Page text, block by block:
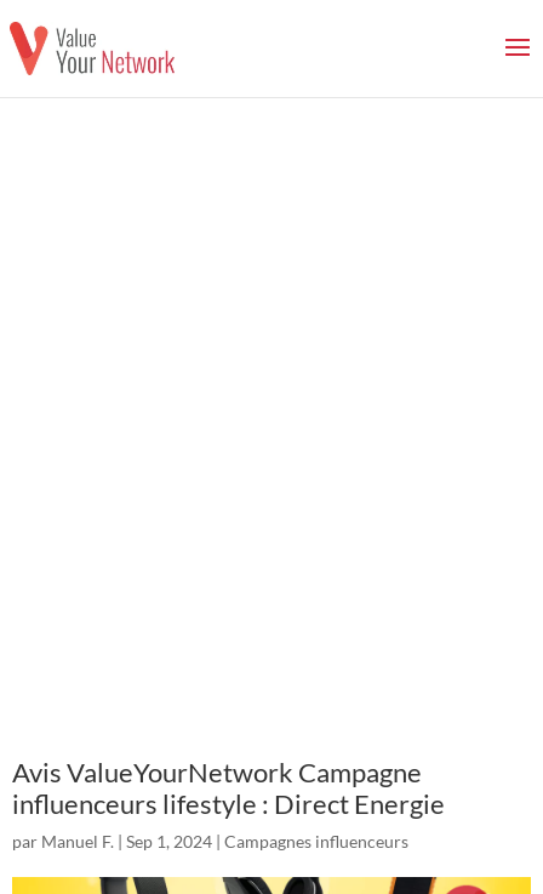
Avis ValueYourNetwork Campagne
influenceurs lifestyle : Direct Energie
par Manuel F. | Sep 1, 2024 | Campagnes influenceurs